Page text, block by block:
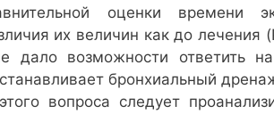
оценки времени
их величин как до лечения
дало возможности ответить
бронхиальный
вопроса следует